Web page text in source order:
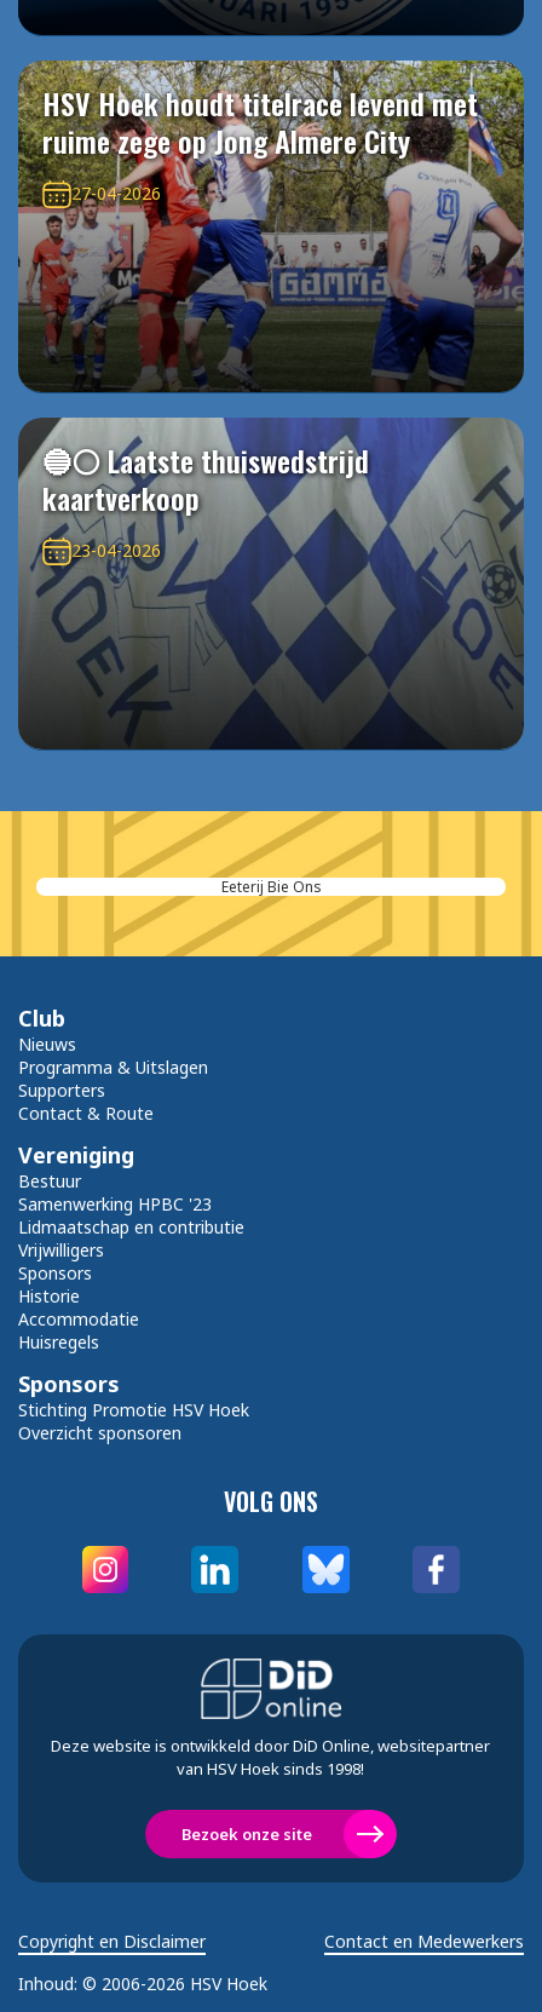
HSV Hoek houdt titelrace levend met
ruime zege op Jong Almere City
27-04-2026
🔵⚪️ Laatste thuiswedstrijd
kaartverkoop
23-04-2026
Eeterij Bie Ons
VOLG ONS
Club
Nieuws
Programma & Uitslagen
Supporters
Contact & Route
Vereniging
Bestuur
Samenwerking HPBC '23
Lidmaatschap en contributie
Vrijwilligers
Sponsors
Historie
Accommodatie
Huisregels
Sponsors
Stichting Promotie HSV Hoek
Overzicht sponsoren
Deze website is ontwikkeld door DiD Online, websitepartner
van HSV Hoek sinds 1998!
Bezoek onze site
Inhoud: © 2006-2026 HSV Hoek
Copyright en Disclaimer Contact en Medewerkers